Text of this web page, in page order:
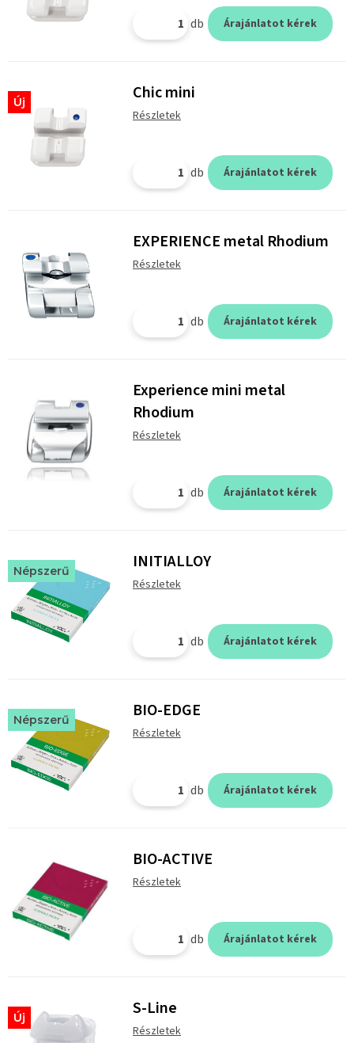
db Árajánlatot kérek
Új Chic mini
Részletek
db Árajánlatot kérek
EXPERIENCE metal Rhodium
Részletek
db Árajánlatot kérek
Experience mini metal
Rhodium
Részletek
db Árajánlatot kérek
Népszerű INITIALLOY
Részletek
db Árajánlatot kérek
Népszerű BIO-EDGE
Részletek
db Árajánlatot kérek
BIO-ACTIVE
Részletek
db Árajánlatot kérek
Új S-Line
Részletek